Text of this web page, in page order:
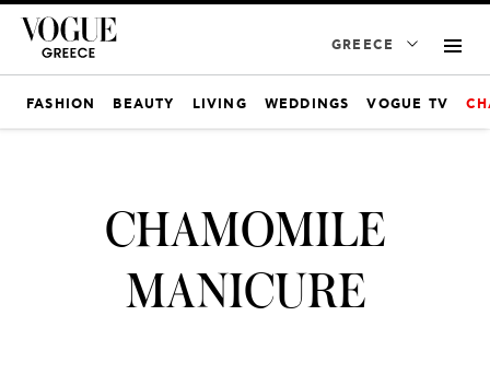
GREECE
FASHION BEAUTY LIVING WEDDINGS VOGUE TV
CHAMOMILE
MANICURE